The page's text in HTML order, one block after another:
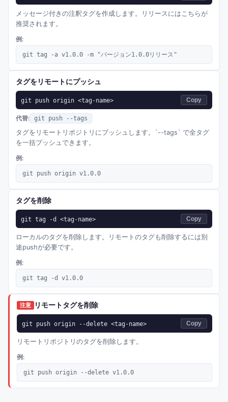
メッセージ付きの注釈タグを作成します。リリースにはこちらが
推奨されます。
例:
git tag -a v1.0.0 -m "バージョン1.0.0リリース"
タグをリモートにプッシュ
git push origin <tag-name> Copy
代替: git push --tags
タグをリモートリポジトリにプッシュします。`--tags` で全タグ
を一括プッシュできます。
例:
git push origin v1.0.0
タグを削除
git tag -d <tag-name> Copy
ローカルのタグを削除します。リモートのタグも削除するには別
途pushが必要です。
例:
git tag -d v1.0.0
注意 リモートタグを削除
git push origin --delete <tag-name> Copy
リモートリポジトリのタグを削除します。
例:
git push origin --delete v1.0.0